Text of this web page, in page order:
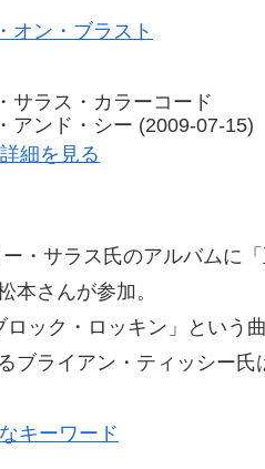
オン・ブラスト
サラス・カラーコード
アンド・シー (2009-07-15)
細を見る
・サラス氏のアルバムに
本さんが参加。
ック・ロッキン」という曲
ブライアン・ティッシー氏
キーワード